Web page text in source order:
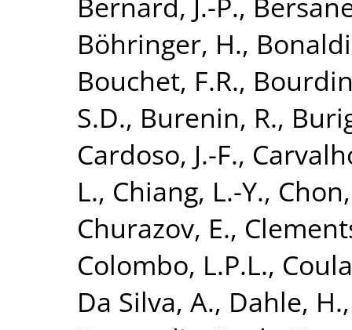
Böhringer, H.,
Bouchet, F.R.,
S.D., Burenin, R.,
Cardoso, J.-F.,
L., Chiang, L.-Y.,
Churazov, E.,
Colombo, L.P.L.,
Da Silva, A., Dahle, H.